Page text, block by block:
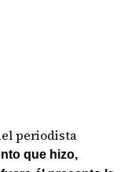
periodista
que hizo,